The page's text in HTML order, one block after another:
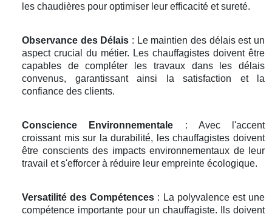
les chaudières pour optimiser leur efficacité et sureté.
Observance des Délais : Le maintien des délais est un
aspect crucial du métier. Les chauffagistes doivent être
capables de compléter les travaux dans les délais
convenus, garantissant ainsi la satisfaction et la
confiance des clients.
Conscience Environnementale : Avec l'accent
croissant mis sur la durabilité, les chauffagistes doivent
être conscients des impacts environnementaux de leur
travail et s'efforcer à réduire leur empreinte écologique.
Versatilité des Compétences : La polyvalence est une
compétence importante pour un chauffagiste. Ils doivent